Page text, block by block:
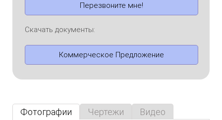
Перезвоните мне!
Скачать документы:
Коммерческое Предложение
Фотографии Чертежи Видео